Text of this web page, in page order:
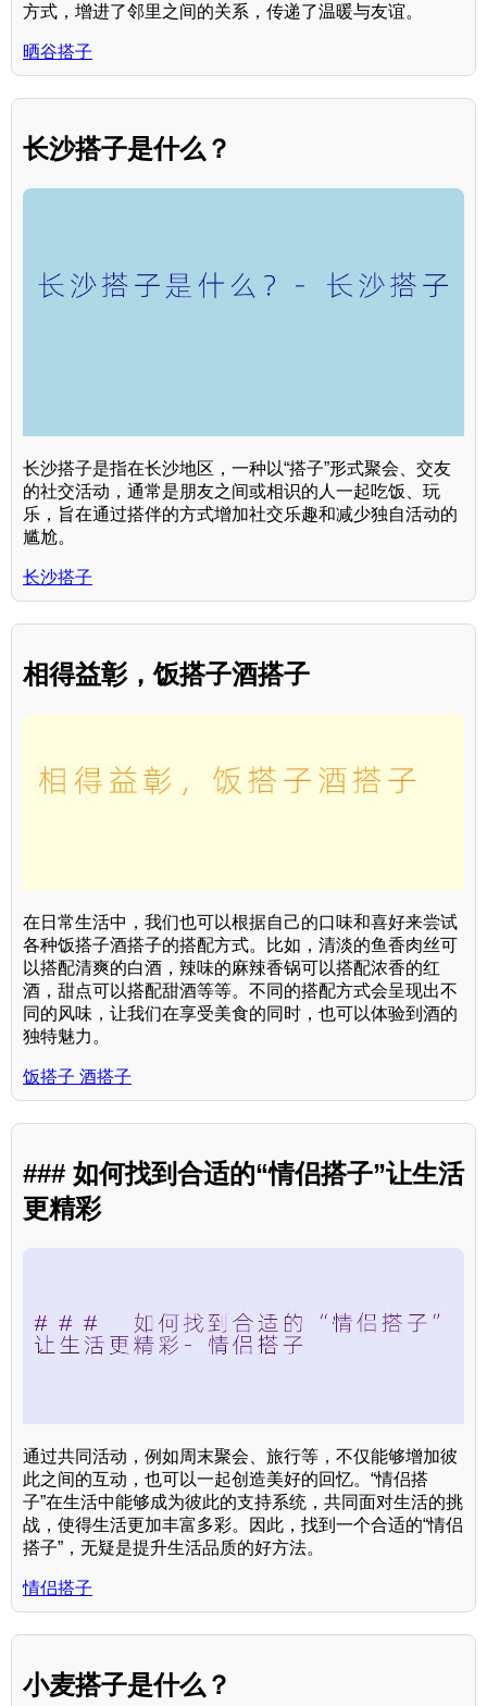
方式，增进了邻里之间的关系，传递了温暖与友谊。
晒谷搭子
长沙搭子是什么？
长沙搭子是指在长沙地区，一种以“搭子”形式聚会、交友
的社交活动，通常是朋友之间或相识的人一起吃饭、玩
乐，旨在通过搭伴的方式增加社交乐趣和减少独自活动的
尴尬。
长沙搭子
相得益彰，饭搭子酒搭子
在日常生活中，我们也可以根据自己的口味和喜好来尝试
各种饭搭子酒搭子的搭配方式。比如，清淡的鱼香肉丝可
以搭配清爽的白酒，辣味的麻辣香锅可以搭配浓香的红
酒，甜点可以搭配甜酒等等。不同的搭配方式会呈现出不
同的风味，让我们在享受美食的同时，也可以体验到酒的
独特魅力。
饭搭子 酒搭子
### 如何找到合适的“情侣搭子”让生活
更精彩
通过共同活动，例如周末聚会、旅行等，不仅能够增加彼
此之间的互动，也可以一起创造美好的回忆。“情侣搭
子”在生活中能够成为彼此的支持系统，共同面对生活的挑
战，使得生活更加丰富多彩。因此，找到一个合适的“情侣
搭子”，无疑是提升生活品质的好方法。
情侣搭子
小麦搭子是什么？